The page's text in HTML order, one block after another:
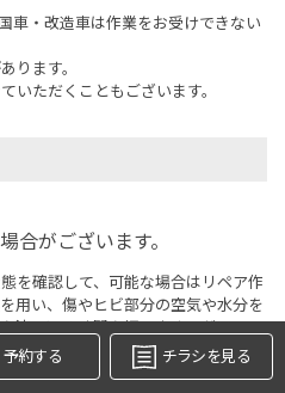
車・改造車は作業をお受けできない
ります。
ただくこともございます。
合がございます。
を確認して、可能な場合はリペア作
用い、傷やヒビ部分の空気や水分を
流し込み隙間を埋めます。ガラスの
スの傷やヒビは走行中の振動や風圧
対処をおすすめします。
予約する チラシを見る
ヤ履き替え/オイル交換/その他
履き替え※タイヤ履き替えを
はこちらを選択ください
待ち予約 ※クローク契約会員の